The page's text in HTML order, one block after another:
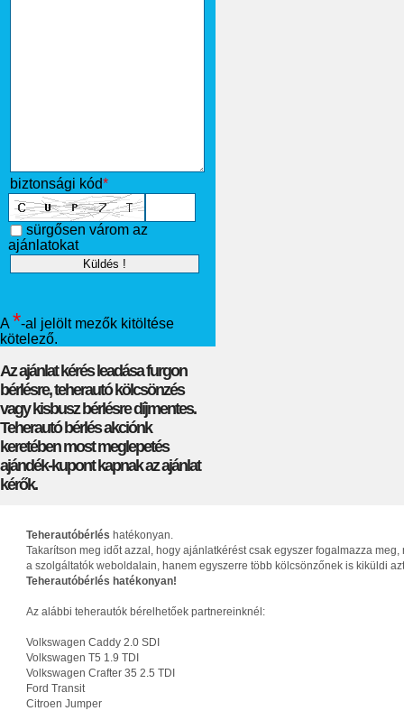
biztonsági kód*
sürgősen várom az
ajánlatokat
A *-al jelölt mezők kitöltése
kötelező.
Az ajánlat kérés leadása furgon
bérlésre, teherautó kölcsönzés
vagy kisbusz bérlésre díjmentes.
Teherautó bérlés akciónk
keretében most meglepetés
ajándék-kupont kapnak az ajánlat
kérők.
Teherautóbérlés hatékonyan.
Takarítson meg időt azzal, hogy ajánlatkérést csak egyszer fogalmazza
a szolgáltatók weboldalain, hanem egyszerre több kölcsönzőnek is kiküldi
Teherautóbérlés hatékonyan!
Az alábbi teherautók bérelhetőek partnereinknél:
Volkswagen Caddy 2.0 SDI
Volkswagen T5 1.9 TDI
Volkswagen Crafter 35 2.5 TDI
Ford Transit
Citroen Jumper